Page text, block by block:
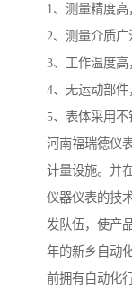
1、测量精度高
2、测量介质广
3、工作温度高
4、无运动部件
5、表体采用不
河南福瑞德仪
计量设施。并
仪器仪表的技
发队伍，使产
年的新乡自动
前拥有自动化